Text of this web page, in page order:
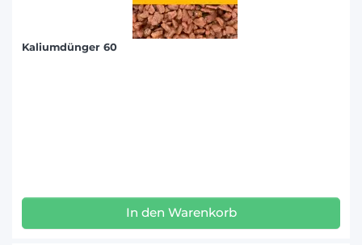
Kaliumdünger 60
In den Warenkorb